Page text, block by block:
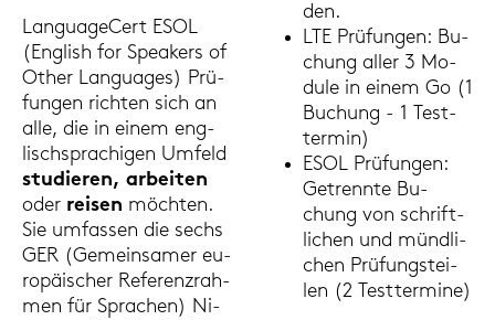
Lan­guageCert ESOL
(Eng­lish for Spe­a­kers of
Other Lan­guages) Prü­
fun­gen rich­ten sich an
alle, die in einem eng­
lisch­spra­chi­gen Um­feld
stu­die­ren, ar­bei­ten
oder rei­sen möch­ten.
Sie um­fas­sen die sechs
GER (Ge­mein­sa­mer eu­
ro­päi­scher Re­fe­renz­rah­
men für Spra­chen) Ni­
den.
LTE Prü­fun­gen: Bu­
chung aller 3 Mo­
du­le in einem Go (1
Bu­chung - 1 Test­
ter­min)
ESOL Prü­fun­gen:
Ge­trenn­te Bu­
chung von schrift­
li­chen und münd­li­
chen Prü­fungs­tei­
len (2 Test­ter­mi­ne)